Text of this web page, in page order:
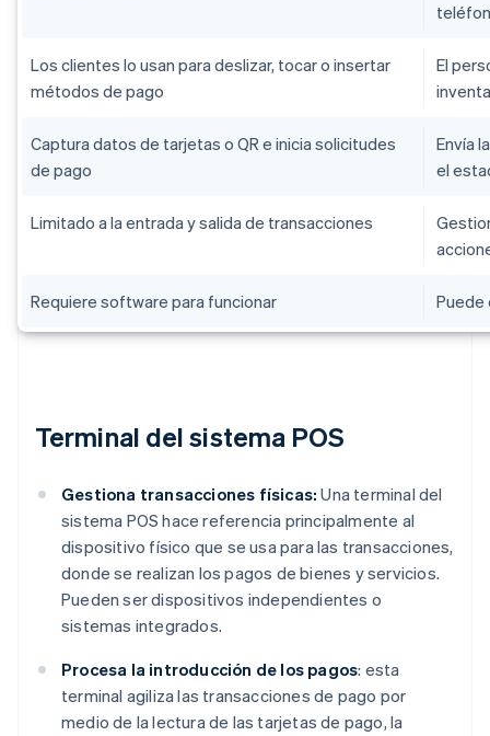
Los clientes lo usan para deslizar, tocar o insertar
métodos de pago
El
Captura datos de tarjetas o QR e inicia solicitudes
de pago
Envía
el
Limitado a la entrada y salida de transacciones
Requiere software para funcionar Puede
Terminal del sistema POS
Gestiona transacciones físicas: Una terminal del
sistema POS hace referencia principalmente al
dispositivo físico que se usa para las transacciones,
donde se realizan los pagos de bienes y servicios.
Pueden ser dispositivos independientes o
sistemas integrados.
Procesa la introducción de los pagos: esta
terminal agiliza las transacciones de pago por
medio de la lectura de las tarjetas de pago, la